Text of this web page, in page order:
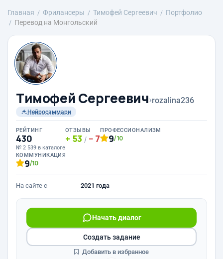
Главная Фрилансеры Тимофей Сергеевич
Портфолио
Перевод на Монгольский
Тимофей Сергеевич›rozalina236
Нейросаммари
РЕЙТИНГ
430
№ 2 539 в каталоге
ОТЗЫВЫ
53 / 7
ПРОФЕССИОНАЛИЗМ
9/10
КОММУНИКАЦИЯ
9/10
На сайте с 2021 года
Начать диалог
Создать задание
Добавить в избранное